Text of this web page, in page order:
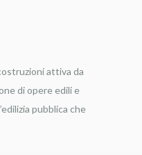
attiva da
di opere edili e
pubblica che